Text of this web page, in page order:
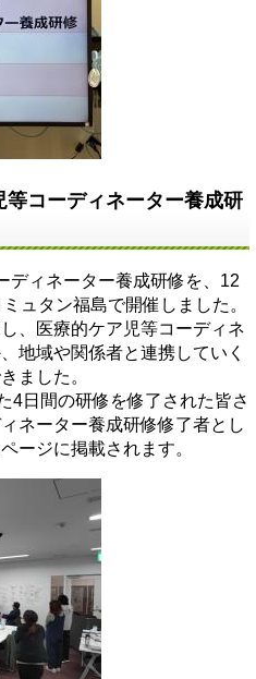
コーディネーター養成研
ディネーター養成研修を、12
ュタン福島で開催しました。
、医療的ケア児等コーディネ
地域や関係者と連携していく
ました。
4日間の研修を修了された皆さ
ネーター養成研修修了者とし
ージに掲載されます。